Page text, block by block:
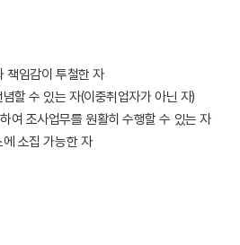
임감이 투철한 자
할 수 있는 자(이중취업자가 아닌 자)
여 조사업무를 원활히 수행할 수 있는 자
소집 가능한 자